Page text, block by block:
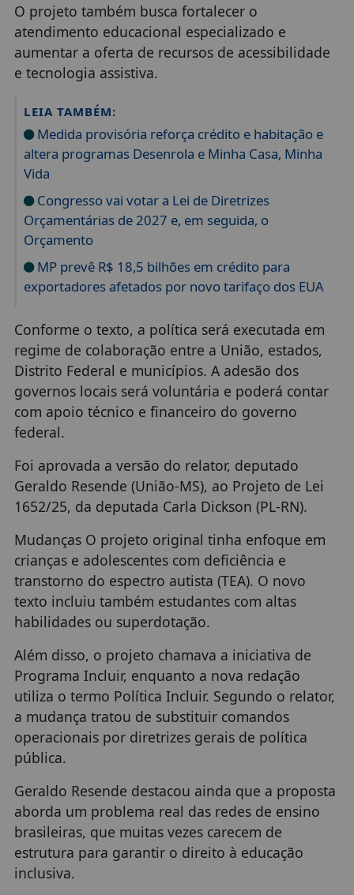
O projeto também busca fortalecer o
atendimento educacional especializado e
aumentar a oferta de recursos de acessibilidade
e tecnologia assistiva.
LEIA TAMBÉM:
Medida provisória reforça crédito e habitação e
altera programas Desenrola e Minha Casa, Minha
Vida
Congresso vai votar a Lei de Diretrizes
Orçamentárias de 2027 e, em seguida, o
Orçamento
MP prevê R$ 18,5 bilhões em crédito para
exportadores afetados por novo tarifaço dos EUA
Conforme o texto, a política será executada em
regime de colaboração entre a União, estados,
Distrito Federal e municípios. A adesão dos
governos locais será voluntária e poderá contar
com apoio técnico e financeiro do governo
federal.
Foi aprovada a versão do relator, deputado
Geraldo Resende (União-MS), ao Projeto de Lei
1652/25, da deputada Carla Dickson (PL-RN).
Mudanças O projeto original tinha enfoque em
crianças e adolescentes com deficiência e
transtorno do espectro autista (TEA). O novo
texto incluiu também estudantes com altas
habilidades ou superdotação.
Além disso, o projeto chamava a iniciativa de
Programa Incluir, enquanto a nova redação
utiliza o termo Política Incluir. Segundo o relator,
a mudança tratou de substituir comandos
operacionais por diretrizes gerais de política
pública.
Geraldo Resende destacou ainda que a proposta
aborda um problema real das redes de ensino
brasileiras, que muitas vezes carecem de
estrutura para garantir o direito à educação
inclusiva.